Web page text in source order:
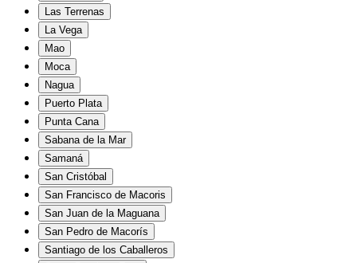
Las Terrenas
La Vega
Mao
Moca
Nagua
Puerto Plata
Punta Cana
Sabana de la Mar
Samaná
San Cristóbal
San Francisco de Macoris
San Juan de la Maguana
San Pedro de Macorís
Santiago de los Caballeros